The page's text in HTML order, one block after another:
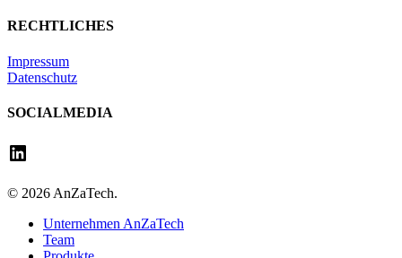
RECHTLICHES
Impressum
Datenschutz
SOCIALMEDIA
LinkedIn
© 2026 AnZaTech.
Close
Menu
Unternehmen AnZaTech
Team